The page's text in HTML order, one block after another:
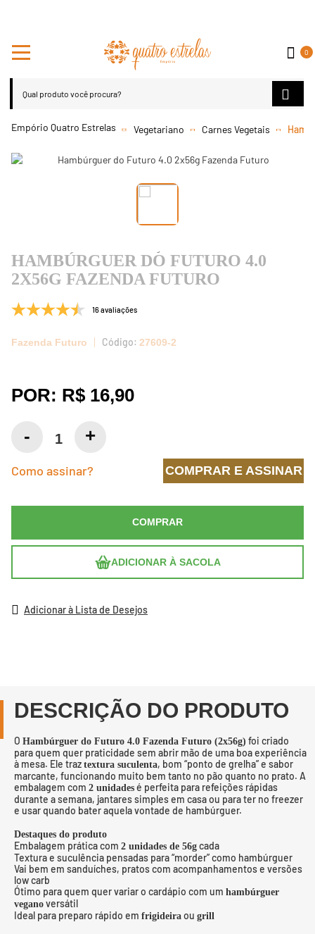
0
Vegetariano Carnes Vegetais
HAMBÚRGUER DO FUTURO 4.0
2X56G FAZENDA FUTURO
16 avaliações
Fazenda Futuro 27609-2
POR: R$ 16,90
COMPRAR
ADICIONAR À SACOLA
Como assinar? COMPRAR E ASSINAR
Adicionar à Lista de Desejos
DESCRIÇÃO DO PRODUTO
O Hambúrguer do Futuro 4.0 Fazenda Futuro (2x56g) foi criado
para quem quer praticidade sem abrir mão de uma boa experiência
à mesa. Ele traz textura suculenta, bom “ponto de grelha” e sabor
marcante, funcionando muito bem tanto no pão quanto no prato. A
embalagem com 2 unidades é perfeita para refeições rápidas
durante a semana, jantares simples em casa ou para ter no freezer
e usar quando bater aquela vontade de hambúrguer.
Destaques do produto
Embalagem prática com 2 unidades de 56g cada
Textura e suculência pensadas para “morder” como hambúrguer
Vai bem em sanduíches, pratos com acompanhamentos e versões
low carb
Ótimo para quem quer variar o cardápio com um hambúrguer
vegano versátil
Ideal para preparo rápido em frigideira ou grill